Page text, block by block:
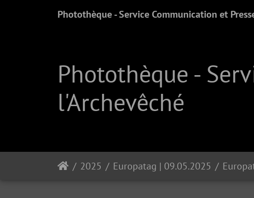
Photothèque - Service Communication et
Photothèque -
l'Archevêché
2025 Europatag | 09.05.2025